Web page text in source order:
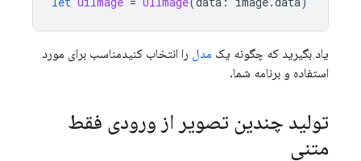
یاد بگیرید که چگونه یک مدل را انتخاب کنیدمناسب برای مورد
استفاده و برنامه شما.
تولید چندین تصویر از ورودی فقط
متنی